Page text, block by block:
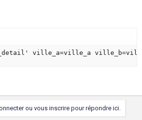
ville_a=ville_a
ou vous inscrire pour répondre ici.